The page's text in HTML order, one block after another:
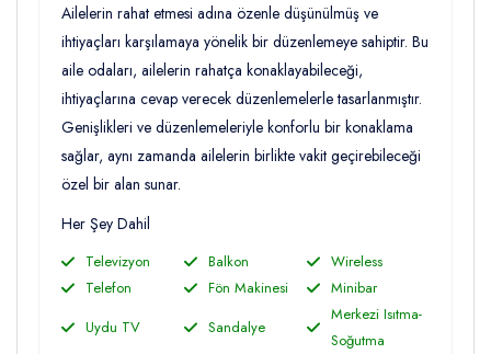
Ailelerin rahat etmesi adına özenle düşünülmüş ve
ihtiyaçları karşılamaya yönelik bir düzenlemeye sahiptir. Bu
aile odaları, ailelerin rahatça konaklayabileceği,
ihtiyaçlarına cevap verecek düzenlemelerle tasarlanmıştır.
Genişlikleri ve düzenlemeleriyle konforlu bir konaklama
sağlar, aynı zamanda ailelerin birlikte vakit geçirebileceği
özel bir alan sunar.
Her Şey Dahil
Televizyon Balkon
Wireless
Telefon
Fön Makinesi
Minibar
Uydu TV
Sandalye
Merkezi Isıtma-
Soğutma